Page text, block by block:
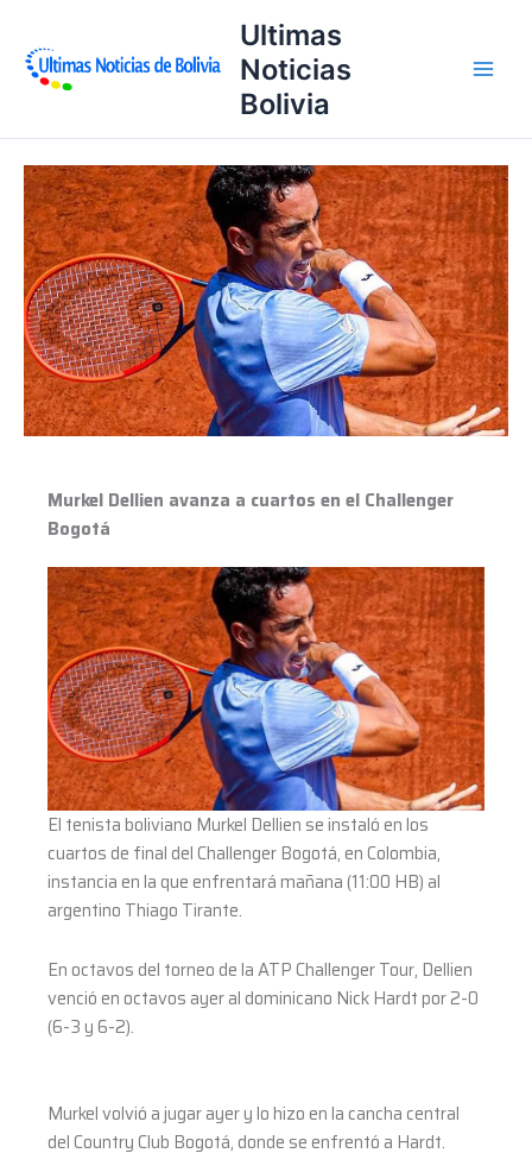
contenido
Ultimas
Noticias
Bolivia
Murkel Dellien avanza a cuartos en el Challenger
Bogotá
El tenista boliviano Murkel Dellien se instaló en los
cuartos de final del Challenger Bogotá, en Colombia,
instancia en la que enfrentará mañana (11:00 HB) al
argentino Thiago Tirante.
En octavos del torneo de la ATP Challenger Tour, Dellien
venció en octavos ayer al dominicano Nick Hardt por 2-0
(6-3 y 6-2).
Murkel volvió a jugar ayer y lo hizo en la cancha central
del Country Club Bogotá, donde se enfrentó a Hardt.
Murkel
Dellien
avanza
a
cuartos
en
el
Challenger
Bogotá